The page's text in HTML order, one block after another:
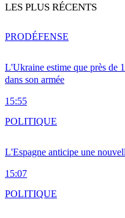
LES PLUS RÉCENTS
L'Ukraine estime que près de
dans son armée
15:55
PRODÉFENSE
L'Espagne anticipe une
15:07
POLITIQUE
POLITIQUE